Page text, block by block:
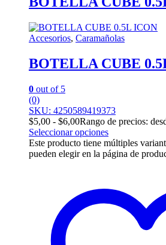
Accesorios, Caramañolas
BOTELLA CUBE
0 out of 5
(0)
SKU: 4250589419373
$5,00 - $6,00Rango de precios:
Seleccionar opciones
Este producto tiene múltiples
pueden elegir en la página de